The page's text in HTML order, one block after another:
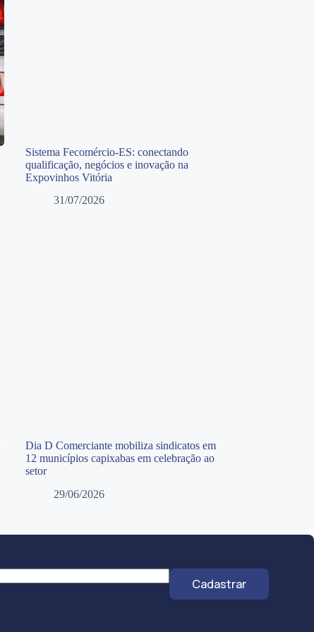
Sistema Fecomércio-ES: conectando
qualificação, negócios e inovação na
Expovinhos Vitória
31/07/2026
Dia D Comerciante mobiliza sindicatos em
12 municípios capixabas em celebração ao
setor
29/06/2026
Cadastrar